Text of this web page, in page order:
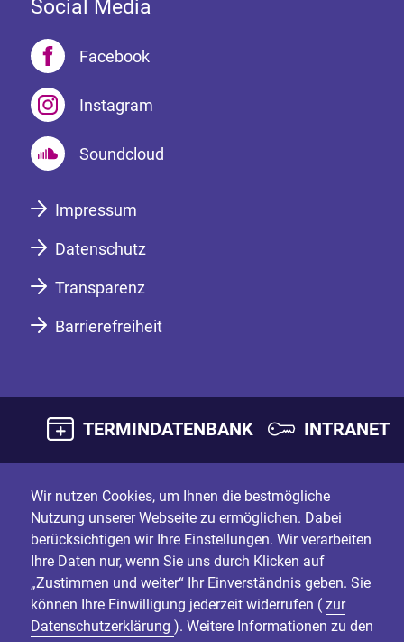
Social Media
Facebook
Instagram
Soundcloud
Impressum
Datenschutz
Transparenz
Barrierefreiheit
TERMINDATENBANK INTRANET
Wir nutzen Cookies, um Ihnen die bestmögliche
Nutzung unserer Webseite zu ermöglichen. Dabei
berücksichtigen wir Ihre Einstellungen. Wir verarbeiten
Ihre Daten nur, wenn Sie uns durch Klicken auf
„Zustimmen und weiter“ Ihr Einverständnis geben. Sie
können Ihre Einwilligung jederzeit widerrufen ( zur
Datenschutzerklärung ). Weitere Informationen zu den